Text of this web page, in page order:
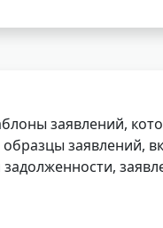
заявлений,
заявлений,